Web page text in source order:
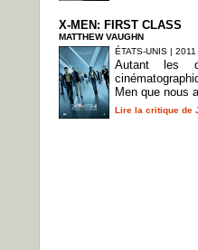
X-MEN: FIRST CLASS
MATTHEW VAUGHN
ÉTATS-UNIS | 2011
Autant les
Men que nous
Lire la critique de